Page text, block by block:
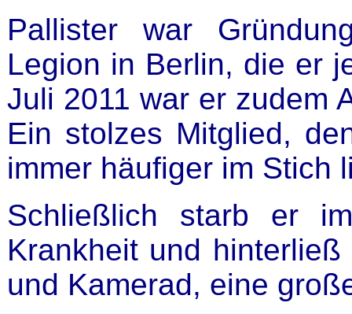
Pallister war
Legion in Berlin, die er
Juli 2011 war er zudem
Ein stolzes Mitglied,
immer häufiger im Stich
Schließlich starb er
Krankheit und
und Kamerad, eine